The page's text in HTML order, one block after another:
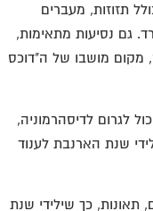
תזוזות, מעברים
גם נסיעות מתאימות,
מקום מושבו של ה"דוכס
לגרום לדיסהרמוניה,
שנת הארנבת לענוד
כך שילידי שנת